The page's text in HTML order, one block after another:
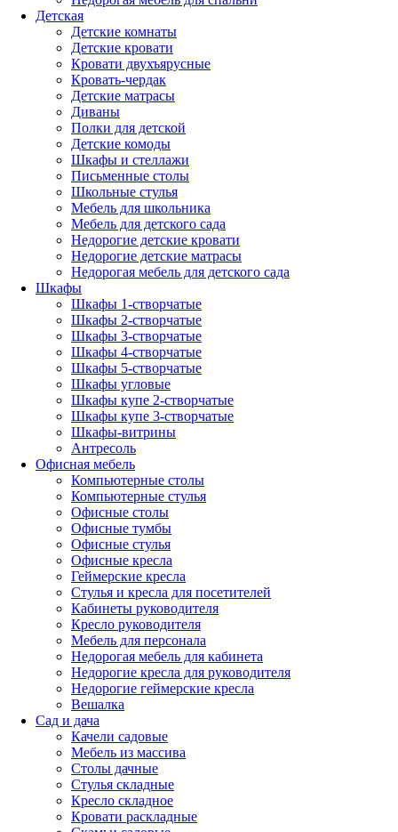
Детская
Детские комнаты
Детские кровати
Кровати двухъярусные
Кровать-чердак
Детские матрасы
Диваны
Полки для детской
Детские комоды
Шкафы и стеллажи
Письменные столы
Школьные стулья
Мебель для школьника
Мебель для детского сада
Недорогие детские кровати
Недорогие детские матрасы
Недорогая мебель для детского сада
Шкафы
Шкафы 1-створчатые
Шкафы 2-створчатые
Шкафы 3-створчатые
Шкафы 4-створчатые
Шкафы 5-створчатые
Шкафы угловые
Шкафы купе 2-створчатые
Шкафы купе 3-створчатые
Шкафы-витрины
Антресоль
Офисная мебель
Компьютерные столы
Компьютерные стулья
Офисные столы
Офисные тумбы
Офисные стулья
Офисные кресла
Геймерские кресла
Стулья и кресла для посетителей
Кабинеты руководителя
Кресло руководителя
Мебель для персонала
Недорогая мебель для кабинета
Недорогие кресла для руководителя
Недорогие геймерские кресла
Вешалка
Сад и дача
Качели садовые
Мебель из массива
Столы дачные
Стулья складные
Кресло складное
Кровати раскладные